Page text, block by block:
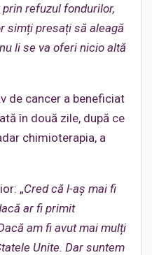
refuzul fondurilor,
simți presați să aleagă
li se va oferi nicio altă
de cancer a beneficiat
în două zile, după ce
chimioterapia, a
„Cred că l-aș mai fi
ar fi primit
am fi avut mai mulți
Unite. Dar suntem